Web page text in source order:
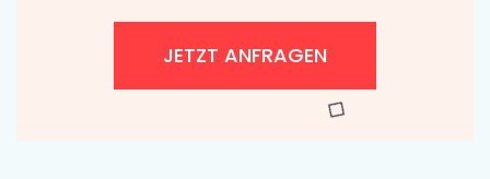
JETZT ANFRAGEN